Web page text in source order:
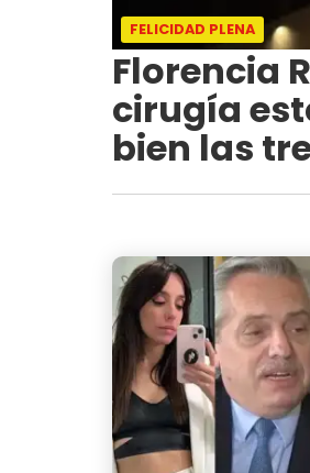
FELICIDAD PLENA
Florencia
cirugía
bien las